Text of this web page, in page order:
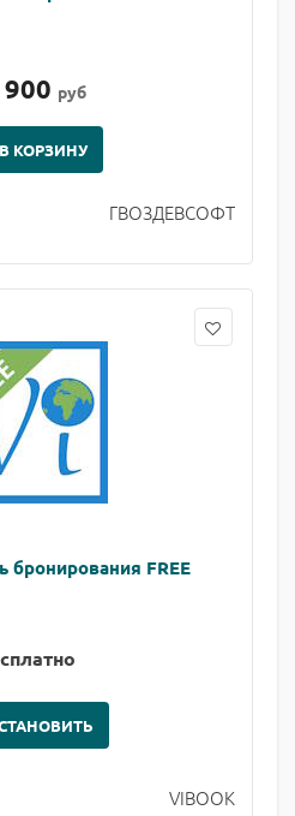
руб
В КОРЗИНУ
ГВОЗДЕВСОФТ
бронирования FREE
VIBOOK